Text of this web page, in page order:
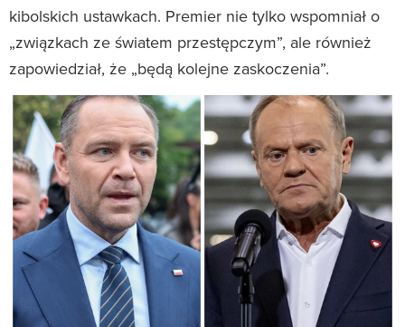
kibolskich ustawkach. Premier nie tylko wspomniał o
„związkach ze światem przestępczym”, ale również
zapowiedział, że „będą kolejne zaskoczenia”.